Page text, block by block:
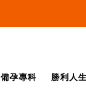
備孕專科 勝利人生